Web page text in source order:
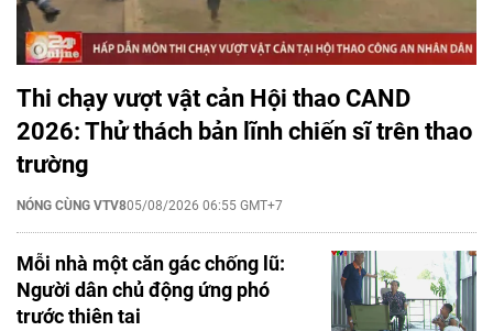
Thi chạy vượt vật cản Hội thao CAND
2026: Thử thách bản lĩnh chiến sĩ trên thao
trường
NÓNG CÙNG VTV805/08/2026 06:55 GMT+7
Mỗi nhà một căn gác chống lũ:
Người dân chủ động ứng phó
trước thiên tai